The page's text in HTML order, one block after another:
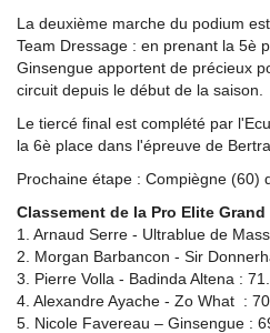
La deuxième marche du podium
Team Dressage : en prenant la 5è
Ginsengue apportent de précieux
circuit depuis le début de la saison.
Le tiercé final est complété par
la 6è place dans l'épreuve de
Prochaine étape : Compiègne (60)
Classement de la Pro Elite Grand
1. Arnaud Serre - Ultrablue de
2. Morgan Barbancon - Sir
3. Pierre Volla - Badinda Altena :
4. Alexandre Ayache - Zo What :
5. Nicole Favereau – Ginsengue :